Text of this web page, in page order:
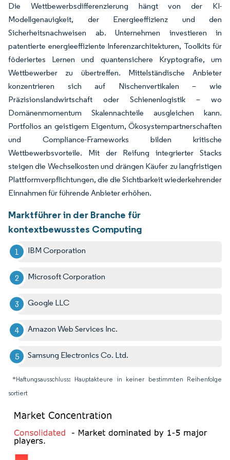
Die Wettbewerbsdifferenzierung hängt von der KI-
Modellgenauigkeit, der Energieeffizienz und den
Sicherheitsnachweisen ab. Unternehmen investieren in
patentierte energieeffiziente Inferenzarchitekturen, Toolkits für
föderiertes Lernen und quantensichere Kryptografie, um
Wettbewerber zu übertreffen. Mittelständische Anbieter
konzentrieren sich auf Nischenvertikalen – wie
Präzisionslandwirtschaft oder Schienenlogistik – wo
Domänenmomentum Skalennachteile ausgleichen kann.
Portfolios an geistigem Eigentum, Ökosystempartnerschaften
und Compliance-Frameworks bilden kritische
Wettbewerbsvorteile. Mit der Reifung integrierter Stacks
steigen die Wechselkosten und drängen Käufer zu langfristigen
Plattformverpflichtungen, die die Sichtbarkeit wiederkehrender
Einnahmen für führende Anbieter erhöhen.
Marktführer in der Branche für
kontextbewusstes Computing
IBM Corporation
Microsoft Corporation
Google LLC
Amazon Web Services Inc.
Samsung Electronics Co. Ltd.
*Haftungsausschluss: Hauptakteure in keiner bestimmten Reihenfolge
sortiert